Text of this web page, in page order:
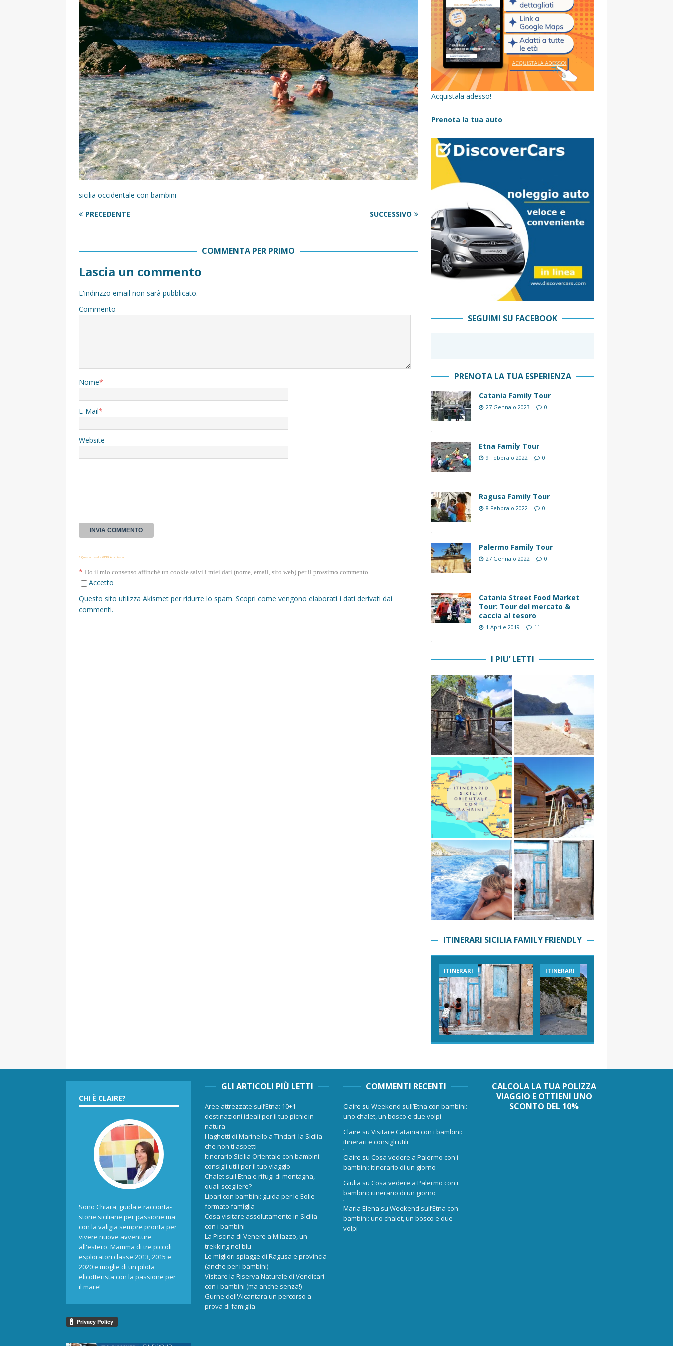
[ 17 Dicembre 2025 ] Organizzare un viaggio in Sicilia con i bambini (senza stress)
UTILI
[ 14 Settembre 2025 ] Rifugi e Bivacchi sull’Etna: Guida Completa per Famiglie
SENTIERI,
PARCHI NATURALI E AREE PICNIC
[ 2 Aprile 2025 ] Escursioni in Sicilia con bambini: itinerari imperdibili (+ consigli utili)- Parte 1
VIAGGI IN SICILIA
[ 17 Settembre 2023 ] Vendemmia con i bambini in Sicilia, dove andare?
FATTORIE
DIDATTICHE
[ 19 Gennaio 2023 ] Visitare la Fiumara d’Arte con i bambini, quando la natura incontra l’arte
VIAGGI IN SICILIA
[ 20 Marzo 2022 ] Cosa fare in Sicilia con i bambini: mare, attività e tour a prova di famiglia
VIAGGI IN SICILIA
sicilia occidentale con bambini
PRECEDENTE
SUCCESSIVO
COMMENTA PER PRIMO
Lascia un commento
L'indirizzo email non sarà pubblicato.
Commento
Nome*
E-Mail*
Website
* Questa casella GDPR è richiesta
* Do il mio consenso affinché un cookie salvi i miei dati (nome, email, sito web) per il prossimo commento.
Accetto
Questo sito utilizza Akismet per ridurre lo spam. Scopri come vengono elaborati i dati derivati dai
commenti.
Acquistala adesso!
Prenota la tua auto
SEGUIMI SU FACEBOOK
PRENOTA LA TUA ESPERIENZA
Catania Family Tour
27 Gennaio 2023 0
Etna Family Tour
9 Febbraio 2022 0
Ragusa Family Tour
8 Febbraio 2022 0
Palermo Family Tour
27 Gennaio 2022 0
Catania Street Food Market
Tour: Tour del mercato &
caccia al tesoro
1 Aprile 2019 11
I PIU’ LETTI
ITINERARI SICILIA FAMILY FRIENDLY
ITINERARI ITINERARI
CHI È CLAIRE?
Sono Chiara, guida e racconta-
storie siciliane per passione ma
con la valigia sempre pronta per
vivere nuove avventure
all'estero. Mamma di tre piccoli
esploratori classe 2013, 2015 e
2020 e moglie di un pilota
elicotterista con la passione per
il mare!
GLI ARTICOLI PIÙ LETTI
Aree attrezzate sull’Etna: 10+1
destinazioni ideali per il tuo picnic in
natura
I laghetti di Marinello a Tindari: la Sicilia
che non ti aspetti
Itinerario Sicilia Orientale con bambini:
consigli utili per il tuo viaggio
Chalet sull'Etna e rifugi di montagna,
quali scegliere?
Lipari con bambini: guida per le Eolie
formato famiglia
Cosa visitare assolutamente in Sicilia
con i bambini
La Piscina di Venere a Milazzo, un
trekking nel blu
Le migliori spiagge di Ragusa e provincia
(anche per i bambini)
Visitare la Riserva Naturale di Vendicari
con i bambini (ma anche senza!)
Gurne dell'Alcantara un percorso a
prova di famiglia
COMMENTI RECENTI
Claire suWeekend sull’Etna con bambini:
uno chalet, un bosco e due volpi
Claire suVisitare Catania con i bambini:
itinerari e consigli utili
Claire suCosa vedere a Palermo con i
bambini: itinerario di un giorno
Giulia suCosa vedere a Palermo con i
bambini: itinerario di un giorno
Maria Elena suWeekend sull’Etna con
bambini: uno chalet, un bosco e due
volpi
CALCOLA LA TUA POLIZZA
VIAGGIO E OTTIENI UNO
SCONTO DEL 10%